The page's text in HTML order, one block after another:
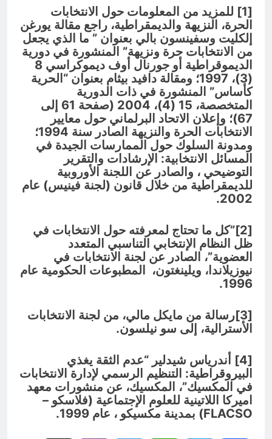
[1] للمزيد من المعلومات حول الانتخابات
الحرة، النزيهة والديمقراطية، راجع مقالة يورغن
إلكليت وسفينسون بالي بعنوان ” ما الذي يجعل
من الانتخابات حرة ونزيهة” المنشورة في دورية
الديموقراطية أو جورنال أوف ديموكراسي 8
(3)، 1997؛ ومقالة دافيد بيثام بعنوان “الحرية
كأساس” المنشورة في ذات الدورية
المتخصصة، 15 (4)، 2004 (صفحة 61 إلى
67)؛ وإعلان الاتحاد البرلماني حول معايير
الانتخابات الحرة والنزيهة الصادر سنة 1994؛
ومدونة السلوك حول الممارسات الجيدة في
المسائل الانتخابية: الإرشادات والتقرير
التوضيحي ، والصادر عن اللجنة الأوروبية
للديمقراطية من خلال قانون (لجنة فينيس) عام
2002.
[2]”كل ما تحتاج لمعرفته حول الانتخابات في
ظل النظام الإنتخابي التناسبي المتعدد
العضوية”، الصادر عن لجنة الانتخابات في
نيوزيلاندا، ويلينغتون، المطبوعات الحكومية عام
1996.
[3]رسالة من مايكل مالي، من لجنة الانتخابات
الأسترالية، إلى سو نيلسون.
[4] أندرياس شيدلير “عدم الثقة يغذي
البيروقراطية: التنظيم الرسمي لإدارة الانتخابات
في المكسيك”، المكسيك، عن منشورات معهد
اميركا اللاتينية للعلوم الإجتماعية (فلاسكو –
FLACSO) بمدينة مكسيكو ، عام 1999.